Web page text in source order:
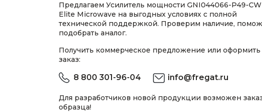
Предлагаем Усилитель мощности GNI044066-P49-CW
Elite Microwave на выгодных условиях с полной
технической поддержкой. Проверим наличие,
подобрать аналог.
Получить коммерческое предложение или оформить
заказ:
8 800 301-96-04 info@fregat.ru
Для разработчиков новой продукции возможен
образца!